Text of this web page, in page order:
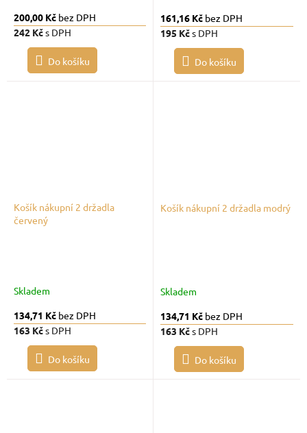
200,00 Kč bez DPH
242 Kčs DPH
Do košíku
161,16 Kč bez DPH
195 Kčs DPH
Do košíku
Košík nákupní 2 držadla
červený
Skladem
134,71 Kč bez DPH
163 Kčs DPH
Do košíku
Košík nákupní 2 držadla modrý
Skladem
134,71 Kč bez DPH
163 Kčs DPH
Do košíku